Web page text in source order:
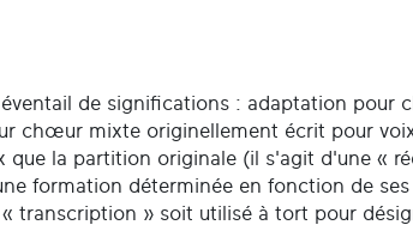
éventail de significations : adaptation
chœur mixte originellement écrit pour
la partition originale (il s'agit d'une «
formation déterminée en fonction de
transcription » soit utilisé à tort pour